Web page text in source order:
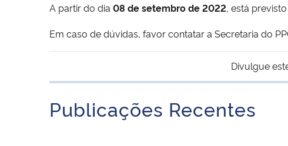
A partir do dia 08 de setembro de 2022, está
Em caso de dúvidas, favor contatar a Secretaria do
Divulgue
Publicações Recentes